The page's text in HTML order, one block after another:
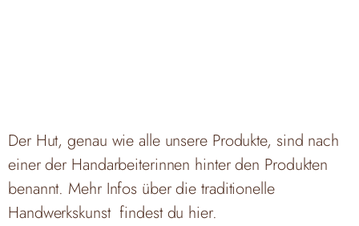
Der Hut, genau wie alle unsere Produkte, sind nach
einer der Handarbeiterinnen hinter den Produkten
benannt. Mehr Infos über die traditionelle
Handwerkskunst findest du hier.